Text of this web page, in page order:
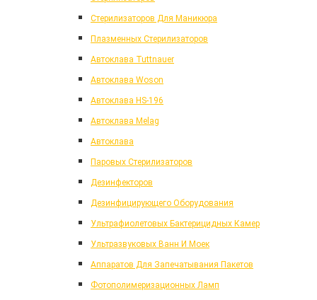
Стерилизаторов Для Маникюра
Плазменных Стерилизаторов
Автоклава Tuttnauer
Автоклава Woson
Автоклава HS-196
Автоклава Melag
Автоклава
Паровых Стерилизаторов
Дезинфекторов
Дезинфицирующего Оборудования
Ультрафиолетовых Бактерицидных Камер
Ультразвуковых Ванн И Моек
Аппаратов Для Запечатывания Пакетов
Фотополимеризационных Ламп